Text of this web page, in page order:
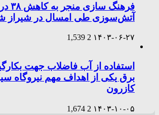
آتش‌سوزی طی امسال در شیراز
۱۴۰۳-۰۶-۲۷ 2
1,539
استفاده از آب فاضلاب جهت
برق یکی از اهداف مهم نیروگاه
کازرون
۱۴۰۳-۱۰-۰۵ 2
1,674